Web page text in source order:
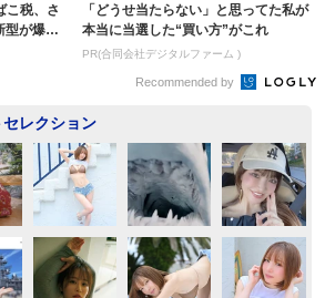
こ税、さ
型が爆売
「どうせ当たらない」と思ってた私が
本当に当選した“買い方”がこれ
PR(合同会社デジタルファーム )
Recommended by
レクション